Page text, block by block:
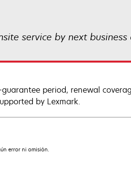
service by next business
period, renewal
by Lexmark.
error ni omisión.